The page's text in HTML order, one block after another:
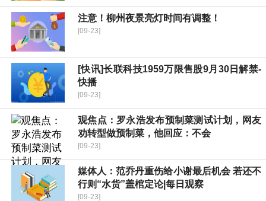
注意！柳州夜景亮灯时间有调整！
[09-23]
[快讯]长联科技1959万限售股9月30日解禁-
快播
[09-23]
观焦点：罗永浩发布预制菜测试计划，网友
劝转型做预制菜，他回应：不会
[09-23]
媒体人：范乔丹重伤给小谢最后机会 若还不
行则“水货”盖棺定论|每日观察
[09-23]